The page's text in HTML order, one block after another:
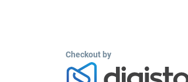
Checkout by